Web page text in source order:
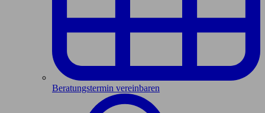
Beratungstermin vereinbaren